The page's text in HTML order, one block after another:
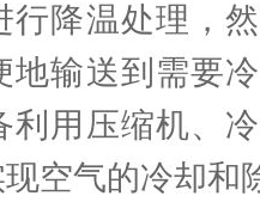
行降温处理，
地输送到需要
利用压缩机、
空气的冷却和